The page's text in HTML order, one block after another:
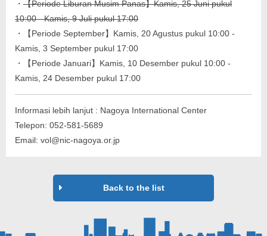
・ 【Periode Liburan Musim Panas】Kamis, 25 Juni pukul
10:00 - Kamis, 9 Juli pukul 17:00
・【Periode September】Kamis, 20 Agustus pukul 10:00 -
Kamis, 3 September pukul 17:00
・【Periode Januari】Kamis, 10 Desember pukul 10:00 -
Kamis, 24 Desember pukul 17:00
Informasi lebih lanjut : Nagoya International Center
Telepon: 052-581-5689
Email: vol@nic-nagoya.or.jp
Back to the list